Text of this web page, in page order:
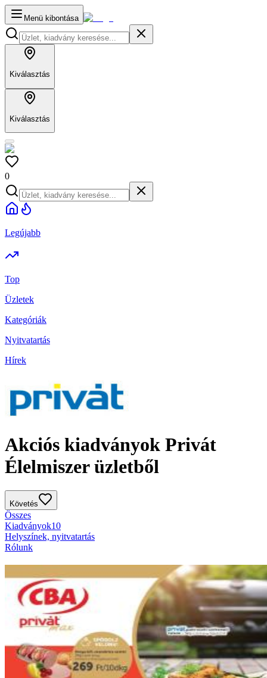
Menü kibontása
Kiválasztás
Kiválasztás
0
Legújabb
Top
Üzletek
Kategóriák
Nyitvatartás
Hírek
Akciós kiadványok Privát
Élelmiszer üzletből
Követés
Összes
Kiadványok10
Helyszínek, nyitvatartás
Rólunk